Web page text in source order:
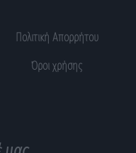
Πολιτική Απορρήτου
Όροι χρήσης